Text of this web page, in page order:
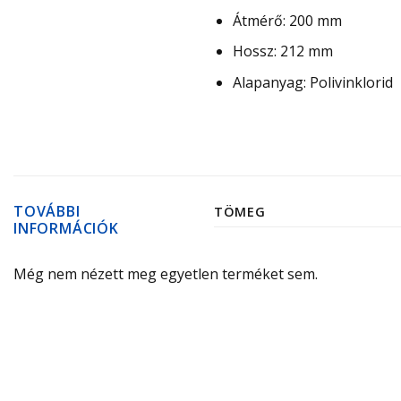
Átmérő: 200 mm
Hossz: 212 mm
Alapanyag: Polivinklorid
TOVÁBBI
INFORMÁCIÓK
TÖMEG
Még nem nézett meg egyetlen terméket sem.